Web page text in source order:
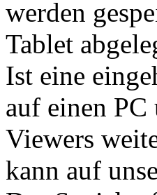
werden
Tablet
Ist eine
auf einen
Viewers
kann auf